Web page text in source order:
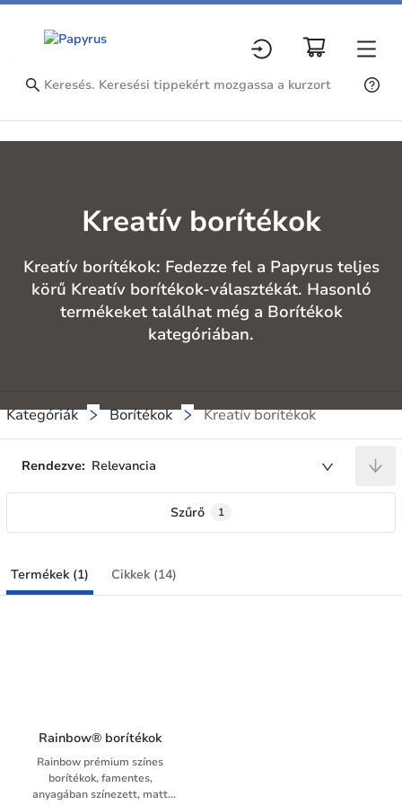
Kreatív borítékok
Kreatív borítékok: Fedezze fel a Papyrus teljes
körű Kreatív borítékok-választékát. Hasonló
termékeket találhat még a Borítékok
kategóriában.
Kategóriák Borítékok Kreatív borítékok
Rendezve: Relevancia
Szűrő 1
Termékek (1) Cikkek (14)
Rainbow® borítékok
Rainbow prémium színes
borítékok, famentes,
anyagában színezett, matt